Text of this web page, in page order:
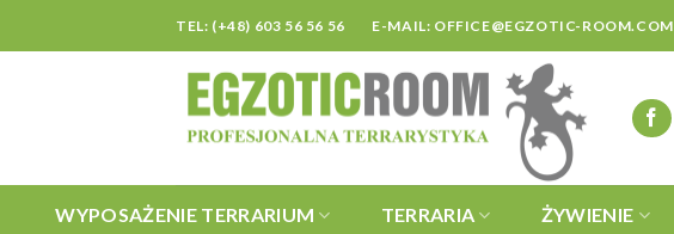
TEL: (+48) 603 56 56 56 E-MAIL: OFFICE@EGZOTIC-ROOM.COM
WYPOSAŻENIE TERRARIUM TERRARIA ŻYWIENIE